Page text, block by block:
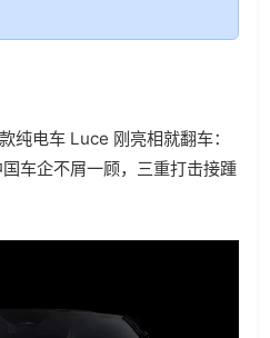
纯电车 Luce 刚亮相就翻车：
车企不屑一顾，三重打击接踵